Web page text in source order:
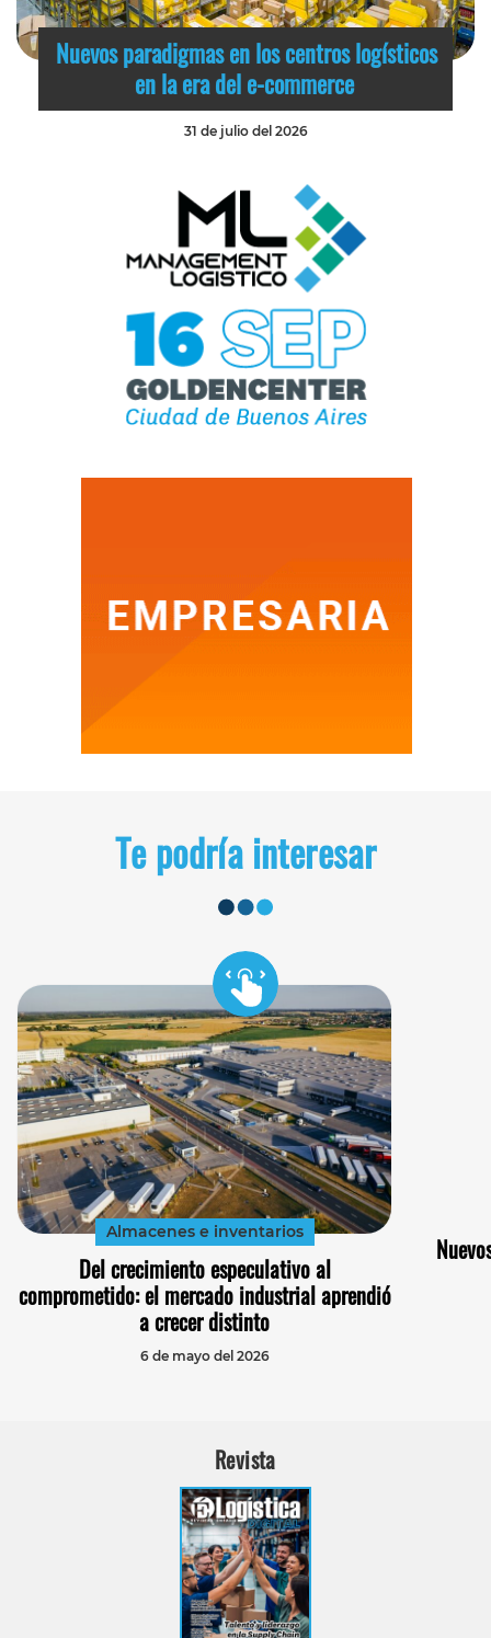
Nuevos paradigmas en los centros logísticos
en la era del e-commerce
31 de julio del 2026
Te podría interesar
Almacenes e inventarios
Del crecimiento especulativo al
comprometido: el mercado industrial aprendió
a crecer distinto
6 de mayo del 2026
Revista